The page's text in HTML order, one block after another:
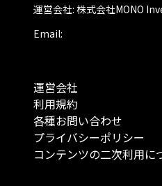
運営会社: 株式会社MONO
Email:
運営会社
利用規約
各種お問い合わせ
プライバシーポリシー
コンテンツの二次利用に